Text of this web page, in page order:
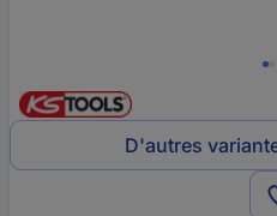
D'autres